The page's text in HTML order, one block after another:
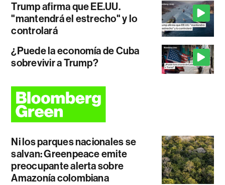
Trump afirma que EE.UU.
"mantendrá el estrecho" y lo
controlará
¿Puede la economía de Cuba
sobrevivir a Trump?
Ni los parques nacionales se
salvan: Greenpeace emite
preocupante alerta sobre
Amazonía colombiana